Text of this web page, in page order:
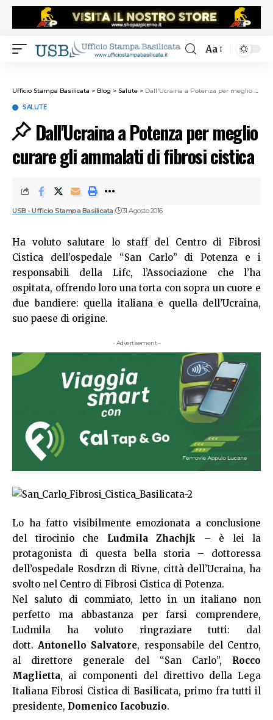
Aa
Ufficio Stampa Basilicata > Blog > Salute > Dall'Ucraina a Potenza per meglio curare gli ammalati di fibrosi cistica
SALUTE
Dall'Ucraina a Potenza per meglio
curare gli ammalati di fibrosi cistica
USB - Ufficio Stampa Basilicata 31 Agosto 2016
Ha voluto salutare lo staff del Centro di Fibrosi
Cistica dell’ospedale “San Carlo” di Potenza e i
responsabili della Lifc, l’Associazione che l’ha
ospitata, offrendo loro una torta con sopra un cuore e
due bandiere: quella italiana e quella dell’Ucraina,
suo paese di origine.
- Advertisement -
Lo ha fatto visibilmente emozionata a conclusione
del tirocinio che Ludmila Zhachjk – è lei la
protagonista di questa bella storia – dottoressa
dell’ospedale Rosdrzn di Rivne, città dell’Ucraina, ha
svolto nel Centro di Fibrosi Cistica di Potenza.
Nel saluto di commiato, letto in un italiano non
perfetto ma abbastanza per farsi comprendere,
Ludmila ha voluto ringraziare tutti: dal
dott.Antonello Salvatore, responsabile del Centro,
al direttore generale del “San Carlo”, Rocco
Maglietta, ai componenti del direttivo della Lega
Italiana Fibrosi Cistica di Basilicata, primo fra tutti il
presidente, Domenico Iacobuzio.